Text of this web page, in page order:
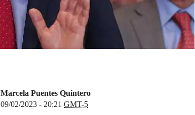
Marcela Puentes Quintero
09/02/2023 - 20:21 GMT-5